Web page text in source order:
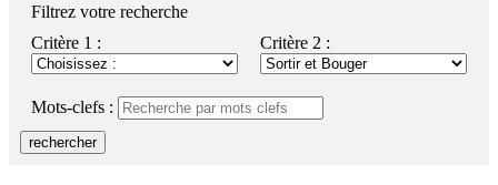
Filtrez votre recherche
Critère 1 :
Critère 2 :
Mots-clefs :
rechercher